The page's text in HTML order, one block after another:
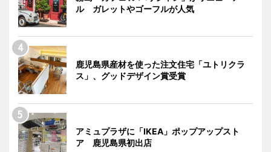
ル ガレットやゴーフルが人気
鹿児島県産材を使った注文住宅「ユトリクラ
ス」、グッドデザイン賞受賞
アミュプラザに「IKEA」ポップアップスト
ア 鹿児島県初出店